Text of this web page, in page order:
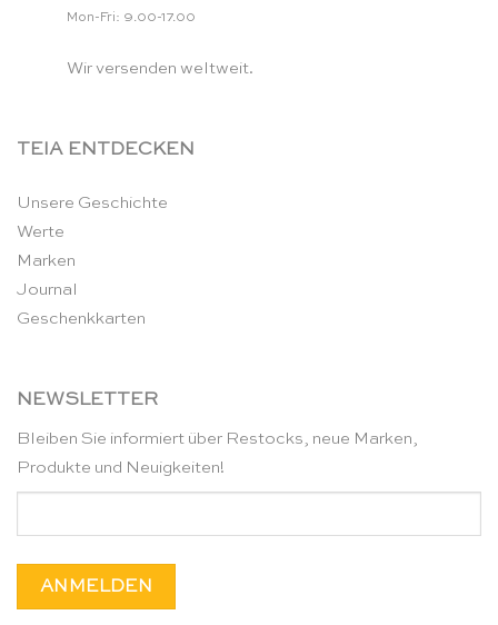
Mon-Fri: 9.00-17.00
Wir versenden weltweit.
TEIA ENTDECKEN
Unsere Geschichte
Werte
Marken
Journal
Geschenkkarten
NEWSLETTER
Bleiben Sie informiert über Restocks, neue Marken,
Produkte und Neuigkeiten!